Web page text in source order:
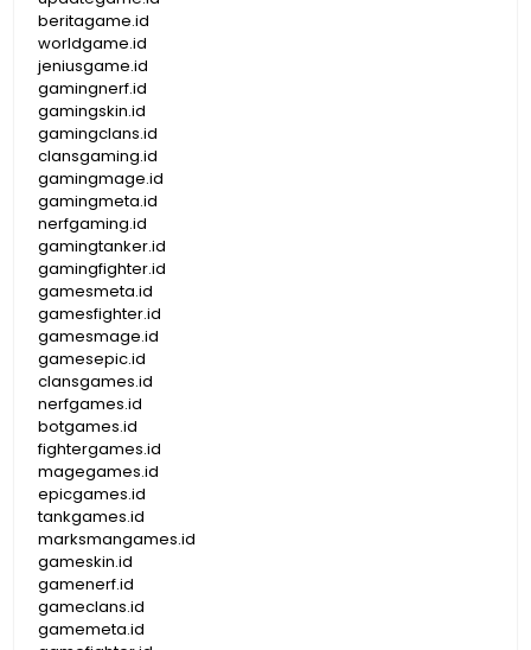
beritagame.id
worldgame.id
jeniusgame.id
gamingnerf.id
gamingskin.id
gamingclans.id
clansgaming.id
gamingmage.id
gamingmeta.id
nerfgaming.id
gamingtanker.id
gamingfighter.id
gamesmeta.id
gamesfighter.id
gamesmage.id
gamesepic.id
clansgames.id
nerfgames.id
botgames.id
fightergames.id
magegames.id
epicgames.id
tankgames.id
marksmangames.id
gameskin.id
gamenerf.id
gameclans.id
gamemeta.id